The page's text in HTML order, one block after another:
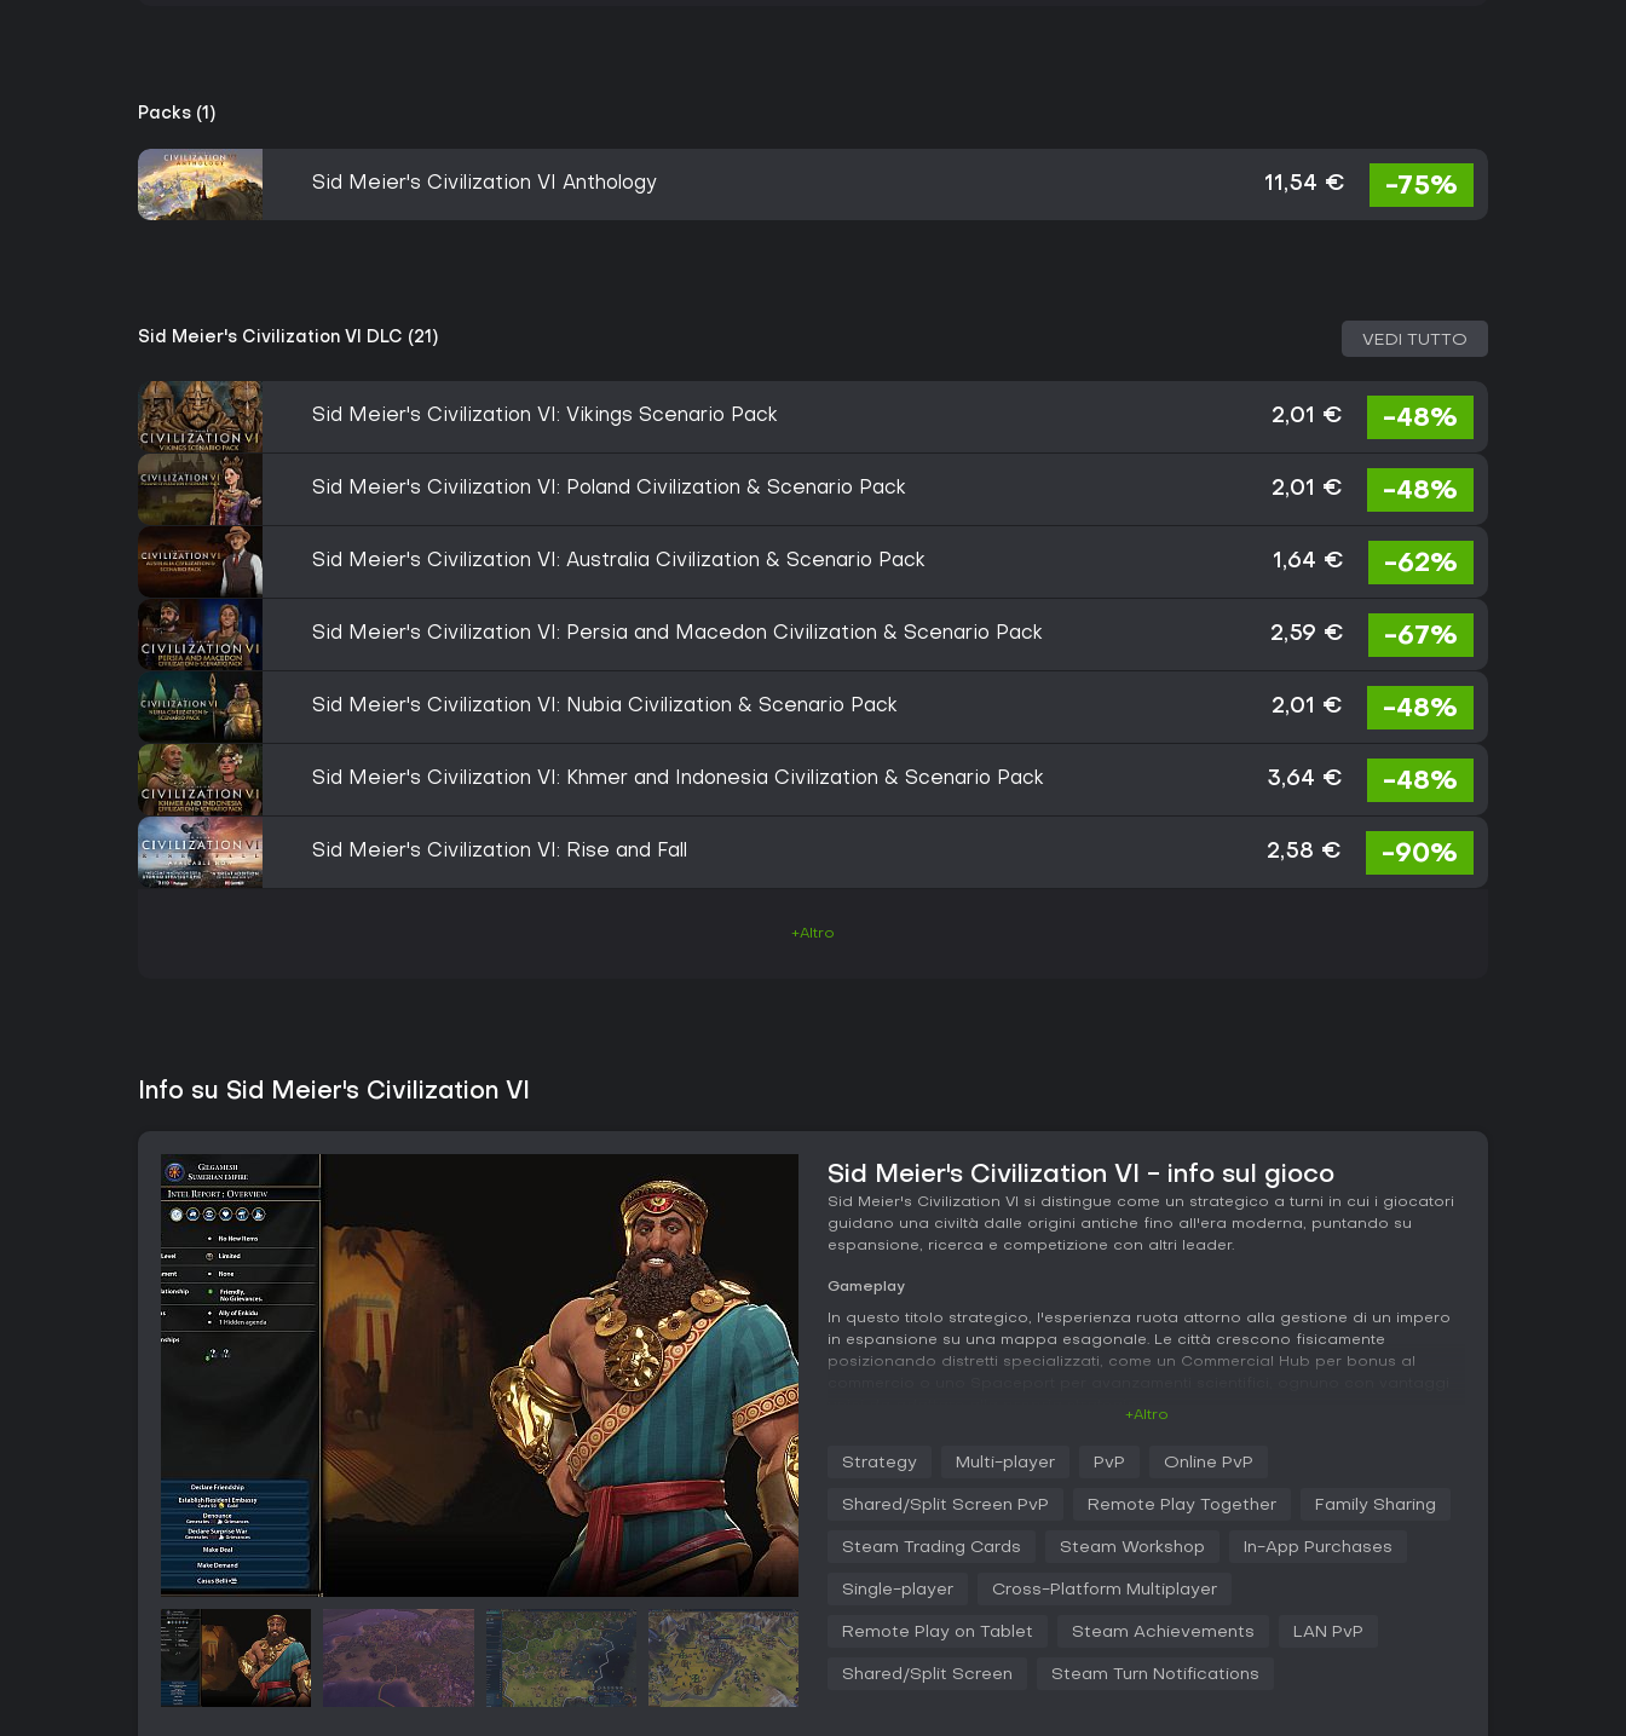
Packs (1)
Sid Meier's Civilization VI Anthology 11,54 € -75%
Sid Meier's Civilization VI DLC (21) VEDI TUTTO
Sid Meier's Civilization VI: Vikings Scenario Pack 2,01 € -48%
Sid Meier's Civilization VI: Poland Civilization & Scenario Pack 2,01 € -48%
Sid Meier's Civilization VI: Australia Civilization & Scenario Pack 1,64 € -62%
Sid Meier's Civilization VI: Persia and Macedon Civilization & Scenario Pack 2,59 € -67%
Sid Meier's Civilization VI: Nubia Civilization & Scenario Pack 2,01 € -48%
Sid Meier's Civilization VI: Khmer and Indonesia Civilization & Scenario Pack 3,64 € -48%
Sid Meier's Civilization VI: Rise and Fall 2,58 € -90%
+Altro
Info su Sid Meier's Civilization VI
Sid Meier's Civilization VI - info sul gioco
Sid Meier's Civilization VI si distingue come un strategico a turni in cui i giocatori
guidano una civiltà dalle origini antiche fino all'era moderna, puntando su
espansione, ricerca e competizione con altri leader.
Gameplay
In questo titolo strategico, l'esperienza ruota attorno alla gestione di un impero
in espansione su una mappa esagonale. Le città crescono fisicamente
posizionando distretti specializzati, come un Commercial Hub per bonus al
scientifici e un albero civico che sblocca governi, politiche ed elementi culturali.
culture per accelerare i progressi.
La diplomazia evolve nel tempo, partendo da conflitti basilari per arrivare a
states per ottenere bonus, schierano spie per raccogliere informazioni o
+Altro
Strategy Multi-player PvP Online PvP
Shared/Split Screen PvP Remote Play Together Family Sharing
Steam Trading Cards Steam Workshop In-App Purchases
Single-player Cross-Platform Multiplayer
Remote Play on Tablet Steam Achievements LAN PvP
Shared/Split Screen Steam Turn Notifications